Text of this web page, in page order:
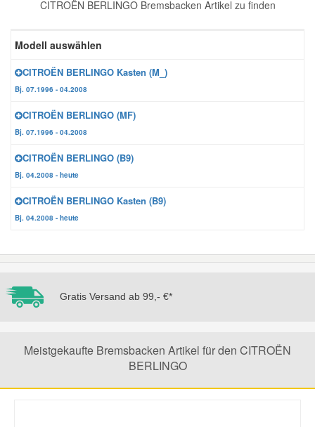
CITROËN BERLINGO Bremsbacken Artikel zu finden
Modell auswählen
CITROËN BERLINGO Kasten (M_)
Bj. 07.1996 - 04.2008
CITROËN BERLINGO (MF)
Bj. 07.1996 - 04.2008
CITROËN BERLINGO (B9)
Bj. 04.2008 - heute
CITROËN BERLINGO Kasten (B9)
Bj. 04.2008 - heute
Gratis Versand ab 99,- €*
Meistgekaufte Bremsbacken Artikel für den CITROËN
BERLINGO
Zündanlage und Glühanlage
Daihatsu Ersatzteile
Jeep Ersatzteile
Kia Ersatzteile
Lancia Ersatzteile
Mazda Ersatzteile
Mercedes Ersatzteile